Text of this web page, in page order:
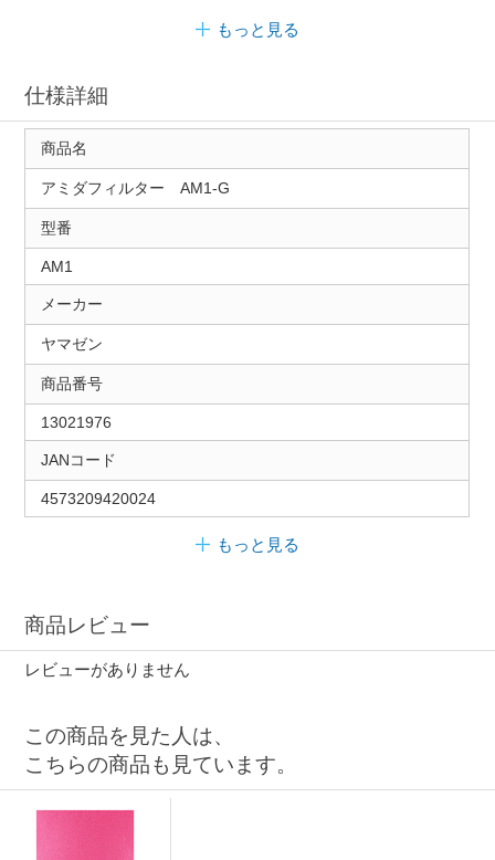
もっと見る
仕様詳細
商品名
アミダフィルター AM1-G
型番
AM1
メーカー
ヤマゼン
商品番号
13021976
JANコード
4573209420024
もっと見る
商品レビュー
レビューがありません
この商品を見た人は、
こちらの商品も見ています。